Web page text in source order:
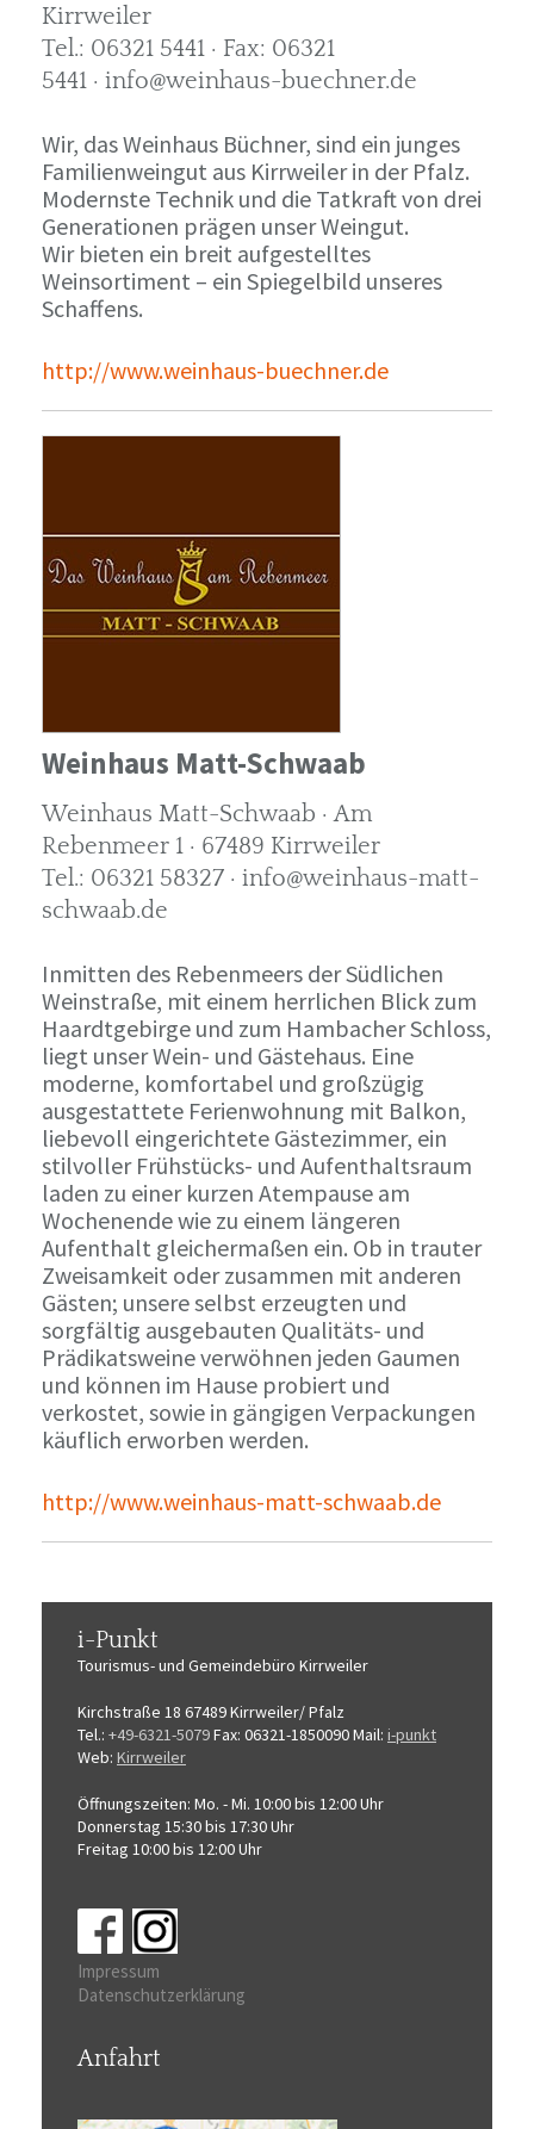
Kirrweiler
Tel.: 06321 5441 · Fax: 06321
5441 · info@weinhaus-buechner.de
Wir, das Weinhaus Büchner, sind ein junges
Familienweingut aus Kirrweiler in der Pfalz.
Modernste Technik und die Tatkraft von drei
Generationen prägen unser Weingut.
Wir bieten ein breit aufgestelltes
Weinsortiment – ein Spiegelbild unseres
Schaffens.
http://www.weinhaus-buechner.de
Weinhaus Matt-Schwaab
Weinhaus Matt-Schwaab · Am
Rebenmeer 1 · 67489 Kirrweiler
Tel.: 06321 58327 · info@weinhaus-matt-
schwaab.de
Inmitten des Rebenmeers der Südlichen
Weinstraße, mit einem herrlichen Blick zum
Haardtgebirge und zum Hambacher Schloss,
liegt unser Wein- und Gästehaus. Eine
moderne, komfortabel und großzügig
ausgestattete Ferienwohnung mit Balkon,
liebevoll eingerichtete Gästezimmer, ein
stilvoller Frühstücks- und Aufenthaltsraum
laden zu einer kurzen Atempause am
Wochenende wie zu einem längeren
Aufenthalt gleichermaßen ein. Ob in trauter
Zweisamkeit oder zusammen mit anderen
Gästen; unsere selbst erzeugten und
sorgfältig ausgebauten Qualitäts- und
Prädikatsweine verwöhnen jeden Gaumen
und können im Hause probiert und
verkostet, sowie in gängigen Verpackungen
käuflich erworben werden.
http://www.weinhaus-matt-schwaab.de
i-Punkt
Tourismus-und Gemeindebüro Kirrweiler
Kirchstraße 18 67489 Kirrweiler/ Pfalz
Tel.: +49-6321-5079Fax: 06321-1850090Mail: i-punkt
Web: Kirrweiler
Öffnungszeiten: Mo. - Mi. 10:00 bis 12:00 Uhr
Donnerstag 15:30 bis 17:30 Uhr
Freitag 10:00 bis 12:00 Uhr
Impressum
Datenschutzerklärung
Anfahrt